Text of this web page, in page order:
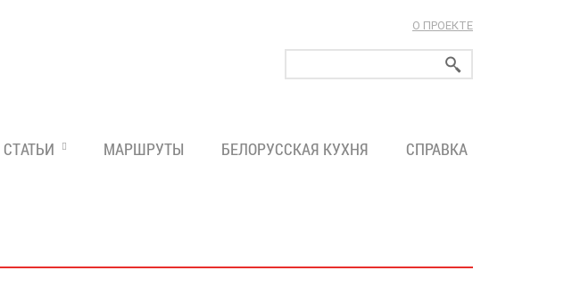
О ПРОЕКТЕ
СТАТЬИ МАРШРУТЫ БЕЛОРУССКАЯ КУХНЯ СПРАВКА